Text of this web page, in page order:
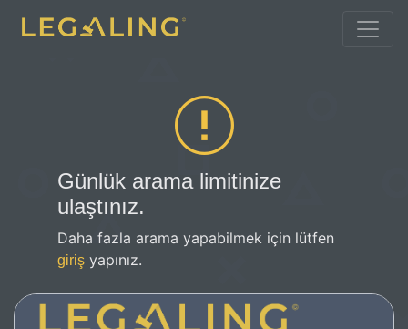
Günlük arama limitinize
ulaştınız.
Daha fazla arama yapabilmek için lütfen
giriş yapınız.